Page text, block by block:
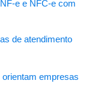
e e NFC-e com
de atendimento
orientam empresas